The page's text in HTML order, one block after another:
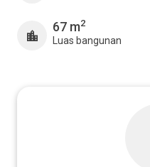
67 m2
Luas bangunan